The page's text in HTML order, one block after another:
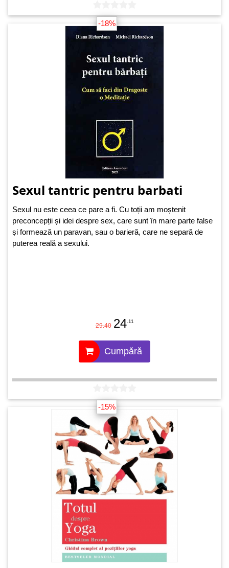
-18%
Sexul tantric pentru barbati
Sexul nu este ceea ce pare a fi. Cu toții am moștenit
preconcepții și idei despre sex, care sunt în mare parte false
și formează un paravan, sau o barieră, care ne separă de
puterea reală a sexului.
29.40 24 .11
Cumpără
-15%